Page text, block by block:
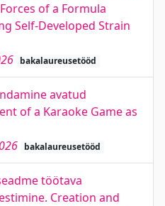
of a Formula
Self-Developed Strain
bakalaureusetööd
avatud
of a Karaoke Game as
bakalaureusetööd
töötava
Creation and